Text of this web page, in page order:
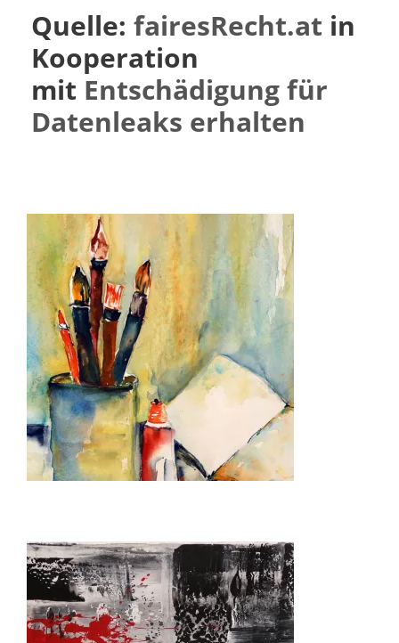
Quelle: fairesRecht.at in
Kooperation
mit Entschädigung für
Datenleaks erhalten